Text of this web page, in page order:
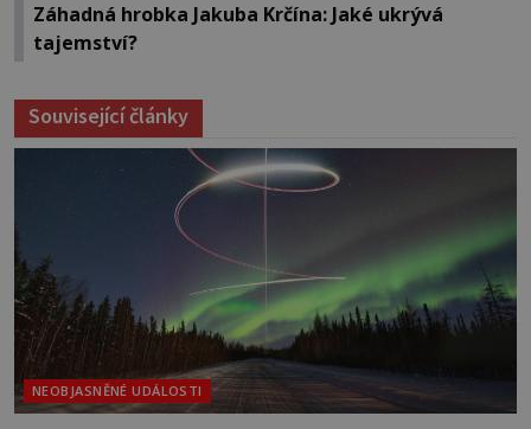
Záhadná hrobka Jakuba Krčína: Jaké ukrývá
tajemství?
Související články
NEOBJASNĚNÉ UDÁLOSTI